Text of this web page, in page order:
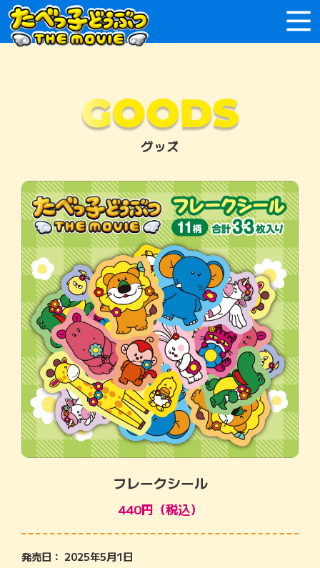
GOODS
グッズ
フレークシール
440円（税込）
発売日： 2025年5月1日